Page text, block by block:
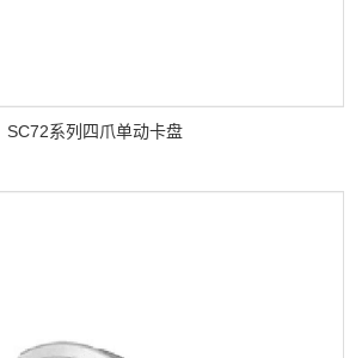
SC72系列四爪单动卡盘